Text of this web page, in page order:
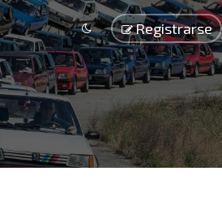
Registrarse